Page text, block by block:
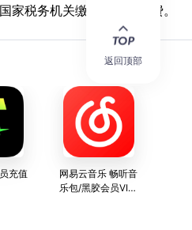
家税务机关缴纳的各项税费。
充值
网易云音乐 畅听音
乐包/黑胶会员VIP/
返回顶部